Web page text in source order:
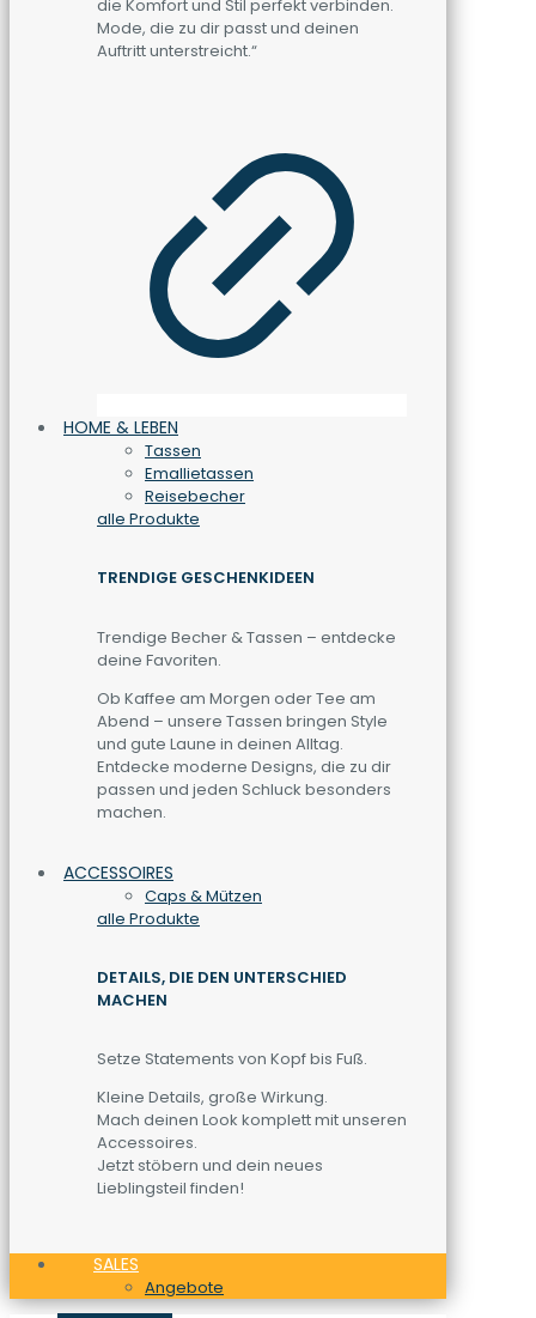
die Komfort und Stil perfekt verbinden.
Mode, die zu dir passt und deinen
Auftritt unterstreicht.“
HOME & LEBEN
Tassen
Emallietassen
Reisebecher
alle Produkte
TRENDIGE GESCHENKIDEEN
Trendige Becher & Tassen – entdecke
deine Favoriten.
Ob Kaffee am Morgen oder Tee am
Abend – unsere Tassen bringen Style
und gute Laune in deinen Alltag.
Entdecke moderne Designs, die zu dir
passen und jeden Schluck besonders
machen.
ACCESSOIRES
Caps & Mützen
alle Produkte
DETAILS, DIE DEN UNTERSCHIED
MACHEN
Setze Statements von Kopf bis Fuß.
Kleine Details, große Wirkung.
Mach deinen Look komplett mit unseren
Accessoires.
Jetzt stöbern und dein neues
Lieblingsteil finden!
SALES
Angebote